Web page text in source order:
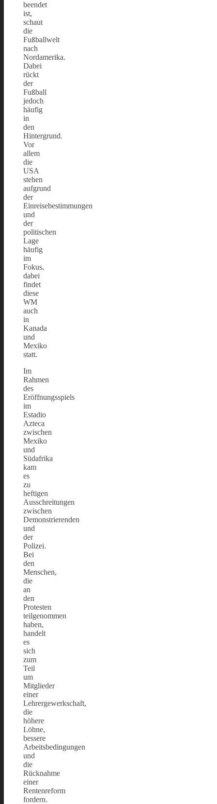
beendet
ist,
schaut
die
Fußballwelt
nach
Nordamerika.
Dabei
rückt
der
Fußball
jedoch
häufig
in
den
Hintergrund.
Vor
allem
die
USA
stehen
aufgrund
der
Einreisebestimmungen
und
der
politischen
Lage
häufig
im
Fokus,
dabei
findet
diese
WM
auch
in
Kanada
und
Mexiko
statt.
Im
Rahmen
des
Eröffnungsspiels
im
Estadio
Azteca
zwischen
Mexiko
und
Südafrika
kam
es
zu
heftigen
Ausschreitungen
zwischen
Demonstrierenden
und
der
Polizei.
Bei
den
Menschen,
die
an
den
Protesten
teilgenommen
haben,
handelt
es
sich
zum
Teil
um
Mitglieder
einer
Lehrergewerkschaft,
die
höhere
Löhne,
bessere
Arbeitsbedingungen
und
die
Rücknahme
einer
Rentenreform
fordern.